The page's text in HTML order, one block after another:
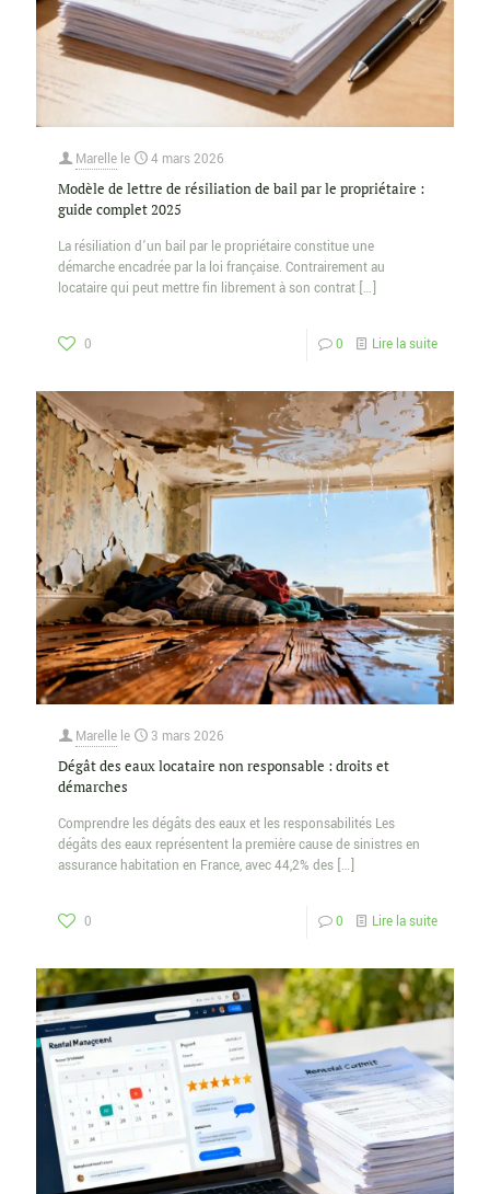
Marelle le 4 mars 2026
Modèle de lettre de résiliation de bail par le propriétaire :
guide complet 2025
La résiliation d’un bail par le propriétaire constitue une
démarche encadrée par la loi française. Contrairement au
locataire qui peut mettre fin librement à son contrat […]
0 0 Lire la suite
Marelle le 3 mars 2026
Dégât des eaux locataire non responsable : droits et
démarches
Comprendre les dégâts des eaux et les responsabilités Les
dégâts des eaux représentent la première cause de sinistres en
assurance habitation en France, avec 44,2% des […]
0 0 Lire la suite